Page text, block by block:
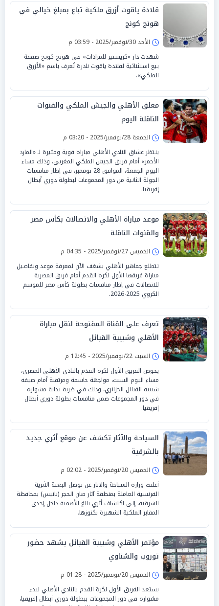
قلادة ياقوت أزرق ملكية تباع بمبلغ خيالي في
هونج كونج
الأحد 30/نوفمبر/2025 - 03:59 م
شهدت دار «كريستيز للمزادات» في هونج كونج صفقة
بيع استثنائية لقلادة ياقوت نادرة تُعرف باسم «الأزرق
الملكي».
معلق الأهلي والجيش الملكي والقنوات
الناقلة اليوم
الجمعة 28/نوفمبر/2025 - 03:20 م
ينتظر عشاق النادي الأهلي مباراة قوية ومثيرة لـ «المارد
الأحمر» أمام فريق الجيش الملكي المغربي، وذلك مساء
اليوم الجمعة، الموافق 28 نوفمبر، في إطار منافسات
الجولة الثانية من دور المجموعات لبطولة دوري أبطال
إفريقيا.
موعد مباراة الأهلي والاتصالات بكأس مصر
والقنوات الناقلة
الخميس 27/نوفمبر/2025 - 04:35 م
تتطلع جماهير الأهلي بشغف الآن لمعرفة موعد وتفاصيل
مباراة فريقها الأول لكرة القدم أمام فريق المصرية
للاتصالات في إطار منافسات بطولة كأس مصر للموسم
الكروي 2025-2026.
تعرف على القناة المفتوحة لنقل مباراة
الأهلي وشبيبة القبائل
السبت 22/نوفمبر/2025 - 12:45 م
يخوض الفريق الأول لكرة القدم بالنادي الأهلي المصري،
مساء اليوم السبت، مواجهة حاسمة ومرتقبة أمام ضيفه
شبيبة القبائل الجزائري، وذلك في ضربة بداية مشواره
في دور المجموعات ضمن منافسات بطولة دوري أبطال
إفريقيا.
السياحة والآثار تكشف عن موقع أثري جديد
بالشرقية
الخميس 20/نوفمبر/2025 - 02:02 م
أعلنت وزارة السياحة والآثار عن توصل البعثة الأثرية
الفرنسية العاملة بمنطقة آثار صان الحجر (تانيس) بمحافظة
الشرقية، إلى اكتشاف أثري بالغ الأهمية داخل إحدى
المقابر الملكية الشهيرة بكنوزها.
مؤتمر الأهلي وشبيبة القبائل يشهد حضور
توروب والشناوي
الخميس 20/نوفمبر/2025 - 01:28 م
يستعد الفريق الأول لكرة القدم بالنادي الأهلي لبدء
مشواره في دور المجموعات ببطولة دوري أبطال إفريقيا،